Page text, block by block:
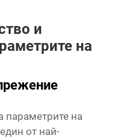
и
на
параметрите на
от най-